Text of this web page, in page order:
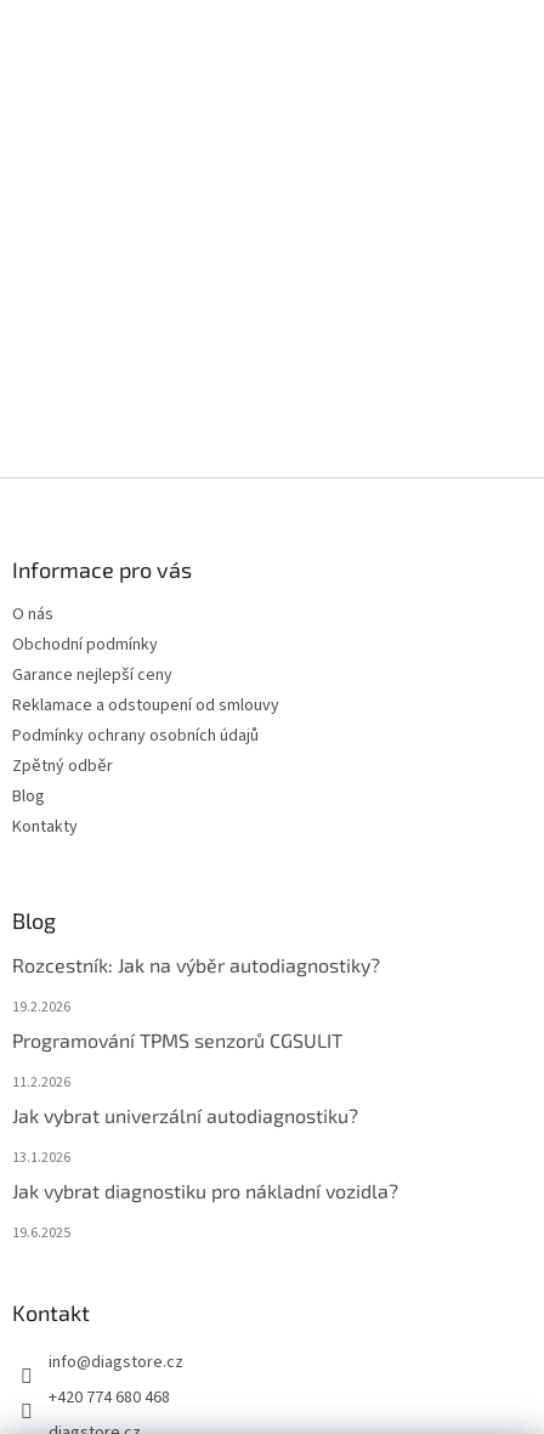
Informace pro vás
O nás
Obchodní podmínky
Garance nejlepší ceny
Reklamace a odstoupení od smlouvy
Podmínky ochrany osobních údajů
Zpětný odběr
Blog
Kontakty
Blog
Rozcestník: Jak na výběr autodiagnostiky?
19.2.2026
Programování TPMS senzorů CGSULIT
11.2.2026
Jak vybrat univerzální autodiagnostiku?
13.1.2026
Jak vybrat diagnostiku pro nákladní vozidla?
19.6.2025
Kontakt
info@diagstore.cz
+420 774 680 468